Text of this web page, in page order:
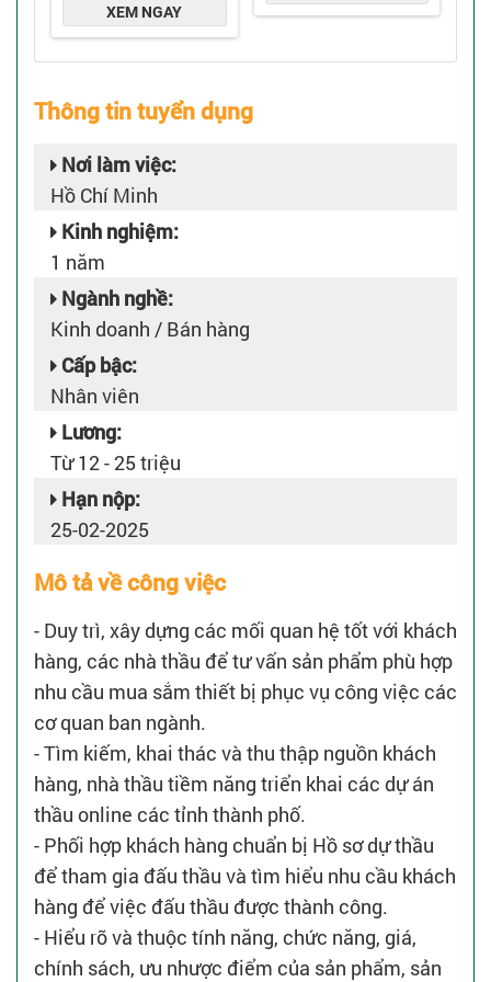
Thông tin tuyển dụng
Nơi làm việc:
Hồ Chí Minh
Kinh nghiệm:
1 năm
Ngành nghề:
Kinh doanh / Bán hàng
Cấp bậc:
Nhân viên
Lương:
Từ 12 - 25 triệu
Hạn nộp:
25-02-2025
Mô tả về công việc
- Duy trì, xây dựng các mối quan hệ tốt với khách
hàng, các nhà thầu để tư vấn sản phẩm phù hợp
nhu cầu mua sắm thiết bị phục vụ công việc các
cơ quan ban ngành.
- Tìm kiếm, khai thác và thu thập nguồn khách
hàng, nhà thầu tiềm năng triển khai các dự án
thầu online các tỉnh thành phố.
- Phối hợp khách hàng chuẩn bị Hồ sơ dự thầu
để tham gia đấu thầu và tìm hiểu nhu cầu khách
hàng để việc đấu thầu được thành công.
- Hiểu rõ và thuộc tính năng, chức năng, giá,
chính sách, ưu nhược điểm của sản phẩm, sản